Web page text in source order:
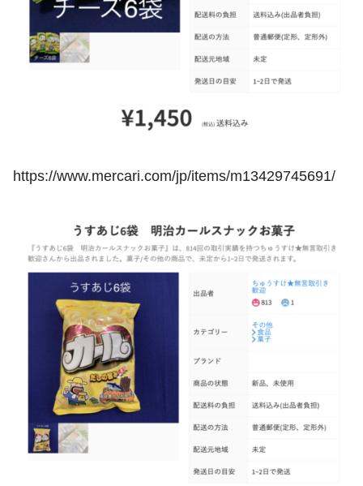
https://www.mercari.com/jp/items/m13429745691/